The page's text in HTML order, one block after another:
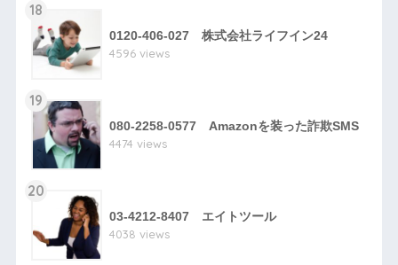
18
0120-406-027 株式会社ライフイン24
4596 views
19
080-2258-0577 Amazonを装った詐欺SMS
4474 views
20
03-4212-8407 エイトツール
4038 views